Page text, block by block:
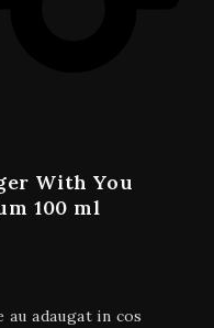
With You
100 ml
au adaugat in cos